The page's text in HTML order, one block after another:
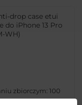
drop case etui
do iPhone 13 Pro
WH)
zbiorczym:100